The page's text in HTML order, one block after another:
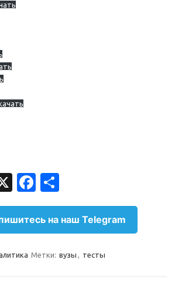
X
Fa
c
e
b
o
т
п
р
а
на наш Telegram
Метки: вузы , тесты